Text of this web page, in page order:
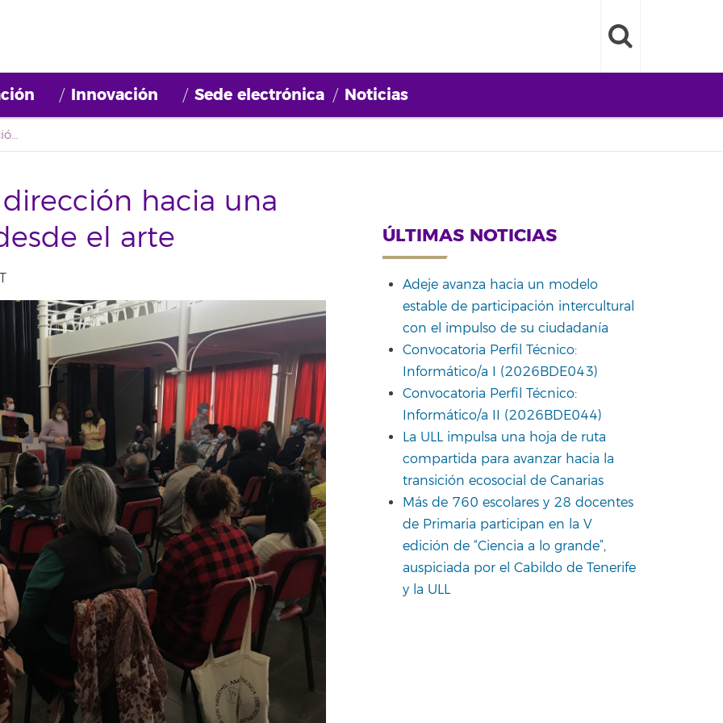
Innovación Sede electrónica Noticias
Juntas en la misma dirección hacia una acogida migratoria desde el arte
hacia una
el arte
ÚLTIMAS NOTICIAS
Adeje avanza hacia un modelo
estable de participación intercultural
con el impulso de su ciudadanía
Convocatoria Perfil Técnico:
Informático/a I (2026BDE043)
Convocatoria Perfil Técnico:
Informático/a II (2026BDE044)
La ULL impulsa una hoja de ruta
compartida para avanzar hacia la
transición ecosocial de Canarias
Más de 760 escolares y 28 docentes
de Primaria participan en la V
edición de “Ciencia a lo grande”,
auspiciada por el Cabildo de Tenerife
y la ULL